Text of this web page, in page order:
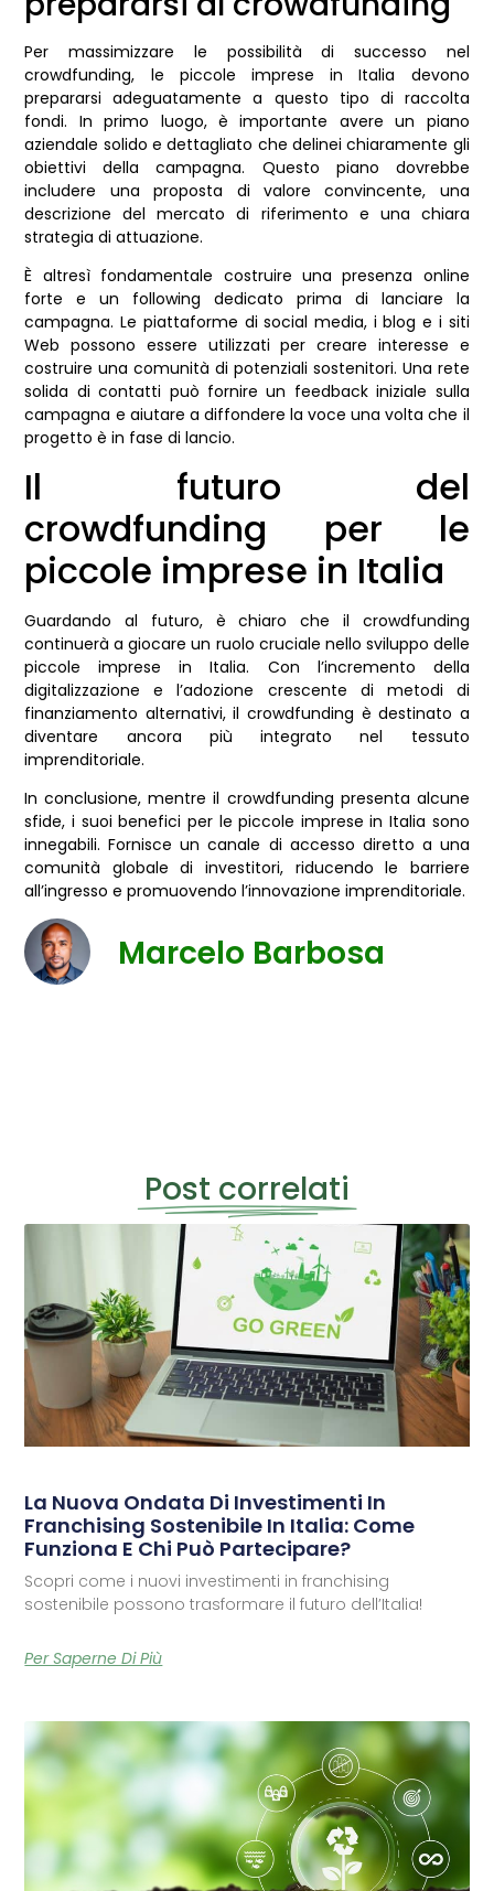
Per massimizzare le possibilità di successo nel
crowdfunding, le piccole imprese in Italia devono
prepararsi adeguatamente a questo tipo di raccolta
fondi. In primo luogo, è importante avere un piano
aziendale solido e dettagliato che delinei chiaramente gli
obiettivi della campagna. Questo piano dovrebbe
includere una proposta di valore convincente, una
descrizione del mercato di riferimento e una chiara
strategia di attuazione.
È altresì fondamentale costruire una presenza online
forte e un following dedicato prima di lanciare la
campagna. Le piattaforme di social media, i blog e i siti
Web possono essere utilizzati per creare interesse e
costruire una comunità di potenziali sostenitori. Una rete
solida di contatti può fornire un feedback iniziale sulla
campagna e aiutare a diffondere la voce una volta che il
progetto è in fase di lancio.
Il futuro del
crowdfunding per le
piccole imprese in Italia
Guardando al futuro, è chiaro che il crowdfunding
continuerà a giocare un ruolo cruciale nello sviluppo delle
piccole imprese in Italia. Con l’incremento della
digitalizzazione e l’adozione crescente di metodi di
finanziamento alternativi, il crowdfunding è destinato a
diventare ancora più integrato nel tessuto
imprenditoriale.
In conclusione, mentre il crowdfunding presenta alcune
sfide, i suoi benefici per le piccole imprese in Italia sono
innegabili. Fornisce un canale di accesso diretto a una
comunità globale di investitori, riducendo le barriere
all’ingresso e promuovendo l’innovazione imprenditoriale.
Marcelo Barbosa
Post correlati
La Nuova Ondata Di Investimenti In
Franchising Sostenibile In Italia: Come
Funziona E Chi Può Partecipare?
Scopri come i nuovi investimenti in franchising
sostenibile possono trasformare il futuro dell’Italia!
Per Saperne Di Più